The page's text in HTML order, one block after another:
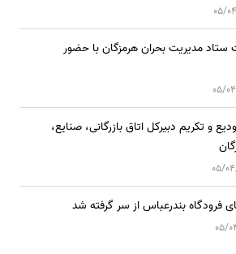
05/
مدیریت بحران هرمزگان با حضور
05/
و تکریم دبیرکل اتاق بازرگانی، صنایع،
05/
فرودگاه بندرعباس از سر گرفته شد
05/